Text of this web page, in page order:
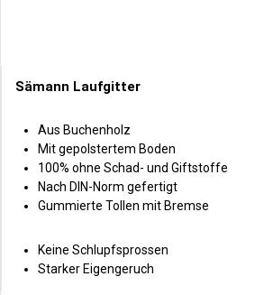
Sämann Laufgitter
Aus Buchenholz
Mit gepolstertem Boden
100% ohne Schad- und Giftstoffe
Nach DIN-Norm gefertigt
Gummierte Tollen mit Bremse
Keine Schlupfsprossen
Starker Eigengeruch